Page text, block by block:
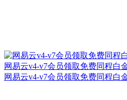
网易云v4-v7会员领取免费同程白
网易云v4-v7会员领取免费同程白